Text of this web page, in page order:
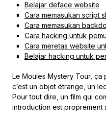
Belajar deface website
Cara memasukan script
Cara memasukan
Cara hacking untuk
Cara meretas website
Belajar hacking untuk
Le Moules Mystery Tour, ça
c’est un objet étrange, un
Pour tout dire, un film qui
introduction est proprement